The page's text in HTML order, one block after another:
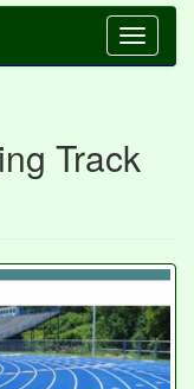
Toggle
Track